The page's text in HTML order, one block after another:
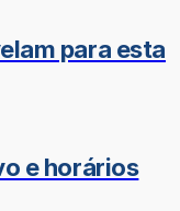
para esta
e horários